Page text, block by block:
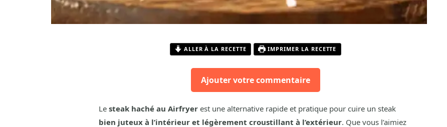
ALLER À LA RECETTE IMPRIMER LA RECETTE
Ajouter votre commentaire
Le steak haché au Airfryerest une alternative rapide et pratique pour cuire un steak
bien juteux à l’intérieur et légèrement croustillant à l’extérieur. Que vous l’aimiez